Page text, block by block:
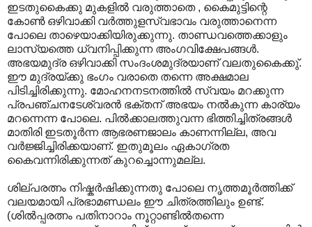
ഇടതുകൈക്കു മുകളില്‍ വരുത്താതെ , കൈമുട്ടിന്റെ
കോണ്‍ ഒഴിവാക്കി വര്‍ത്തുളസ്വഭാവം വരുത്താനെന്ന
പോലെ താഴെയാക്കിയിരുക്കുന്നു. താണ്ഡവത്തെക്കാളും
ലാസ്യത്തെ ധ്വനിപ്പിക്കുന്ന അംഗവിക്ഷേപങ്ങള്‍.
അഭയമുദ്ര ഒഴിവാക്കി സംദംശമുദ്രയാണ് വലതുകൈക്കു്.
ഈ മുദ്രയ്ക്കു ഭംഗം വരാതെ തന്നെ അക്ഷമാല
പിടിച്ചിരിക്കുന്നു. മോഹനനടനത്തില്‍ സ്വയം മറക്കുന്ന
പ്രപഞ്ചനടേശ്വരന്‍‍ ഭക്തന് അഭയം നല്‍കുന്ന കാര്യം
മറന്നെന്ന പോലെ. പില്‍ക്കാലത്തുവന്ന ഭിത്തിച്ചിത്രങ്ങള്‍
മാതിരി ഇടതൂര്‍ന്ന ആഭരണജാലം കാണന്നില്ല, അവ
വര്‍ജ്ജിച്ചിരിക്കയാണ്. ഇതുമൂലം ഏകാഗ്രത
കൈവന്നിരിക്കുന്നത് കുറച്ചൊന്നുമല്ല.
ശില്പരത്നം നിഷ്കര്‍ഷിക്കുന്നതു പോലെ നൃത്തമൂര്‍ത്തിക്ക്
വലയമായി പ്രഭാമണ്ഡലം ഈ ചിത്രത്തിലും ഉണ്ട്.
(ശില്‍പ്പരത്നം പതിനാറാം നൂറ്റാണ്ടില്‍തന്നെ